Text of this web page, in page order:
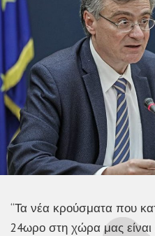
“Τα νέα κρούσματα που
24ωρο στη χώρα μας